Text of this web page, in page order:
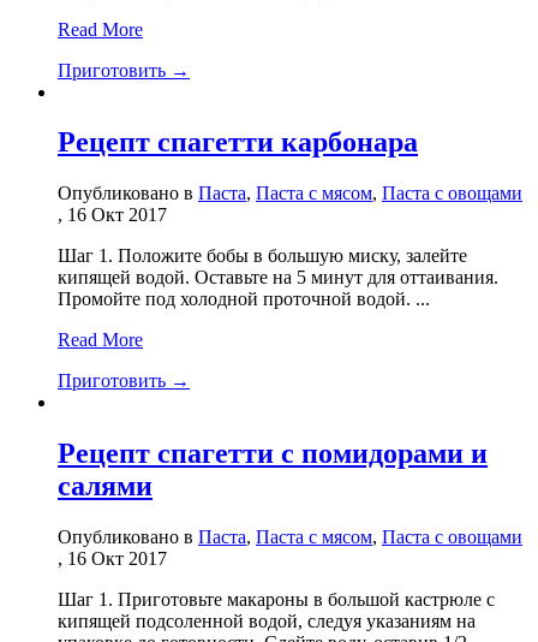
Read More
Приготовить →
Рецепт спагетти карбонара
Опубликовано в Паста, Паста с мясом, Паста с овощами
, 16 Окт 2017
Шаг 1. Положите бобы в большую миску, залейте
кипящей водой. Оставьте на 5 минут для оттаивания.
Промойте под холодной проточной водой. ...
Read More
Приготовить →
Рецепт спагетти с помидорами и
салями
Опубликовано в Паста, Паста с мясом, Паста с овощами
, 16 Окт 2017
Шаг 1. Приготовьте макароны в большой кастрюле с
кипящей подсоленной водой, следуя указаниям на